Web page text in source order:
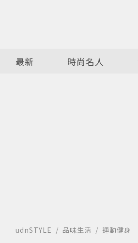
最新 時尚名人
udnSTYLE 品味生活 運動健身